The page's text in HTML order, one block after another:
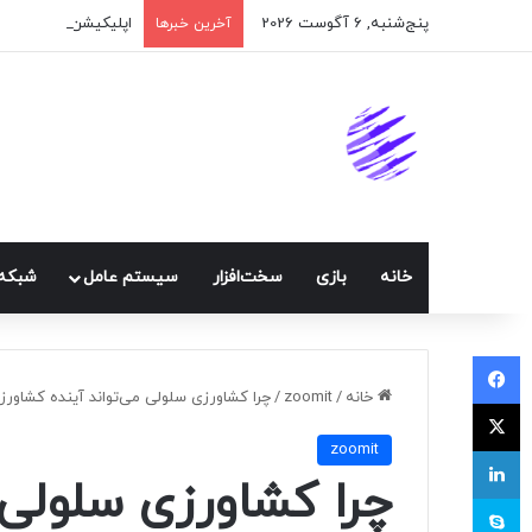
پنج‌شنبه, 6 آگوست 2026 آخرین خبرها اپلیکیشن
خانه بازی سخت‌افزار سيستم عامل
خانه /
zoomit
/چرا کشاورزی سلولی می‌تواند آینده
zoomit
چرا کشاورزی
فیسبوک